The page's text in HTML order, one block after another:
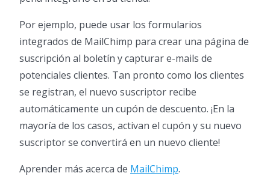
Por ejemplo, puede usar los formularios
integrados de MailChimp para crear una página de
suscripción al boletín y capturar e-mails de
potenciales clientes. Tan pronto como los clientes
se registran, el nuevo suscriptor recibe
automáticamente un cupón de descuento. ¡En la
mayoría de los casos, activan el cupón y su nuevo
suscriptor se convertirá en un nuevo cliente!
Aprender más acerca de MailChimp.